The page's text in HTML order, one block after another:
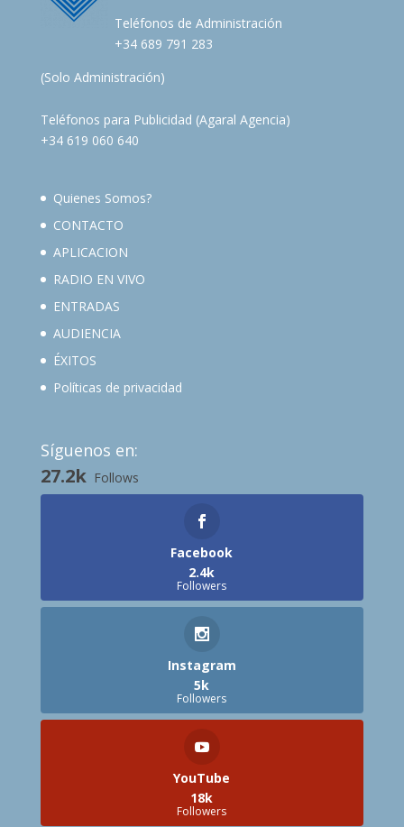
Teléfonos de Administración
+34 689 791 283
(Solo Administración)
Teléfonos para Publicidad (Agaral Agencia)
+34 619 060 640
Quienes Somos?
CONTACTO
APLICACION
RADIO EN VIVO
ENTRADAS
AUDIENCIA
ÉXITOS
Políticas de privacidad
Síguenos en:
27.2k Follows
Facebook
2.4k
Followers
Instagram
5k
Followers
YouTube
18k
Followers